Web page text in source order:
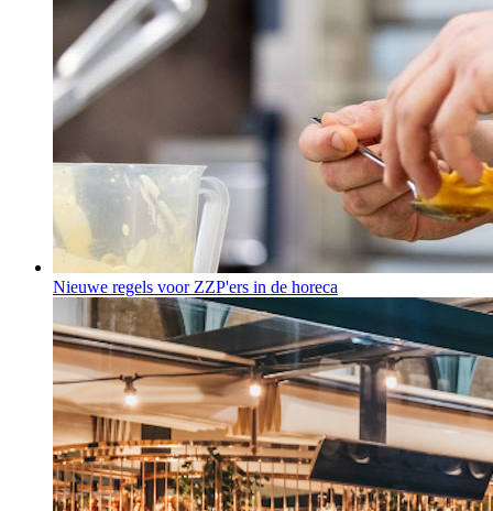
Nieuwe regels voor ZZP'ers in de horeca